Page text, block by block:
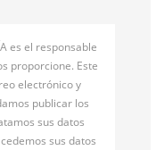
es el responsable
proporcione. Este
electrónico y
publicar los
sus datos
sus datos